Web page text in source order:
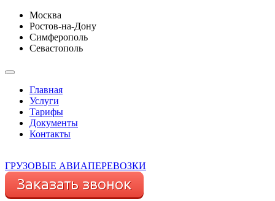
Москва
Ростов-на-Дону
Симферополь
Севастополь
Главная
Услуги
Тарифы
Документы
Контакты
ГРУЗОВЫЕ АВИАПЕРЕВОЗКИ